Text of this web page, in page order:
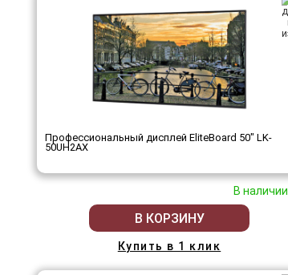
Профессиональный дисплей EliteBoard 50" LK-
50UH2AX
В наличии
В КОРЗИНУ
Купить в 1 клик